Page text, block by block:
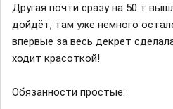
Другая почти сразу на 50 т
дойдёт, там уже немного
впервые за весь декрет
ходит красоткой!
Обязанности простые: